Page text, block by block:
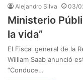
Alejandro Silva 03/
Ministerio
la vida”
El Fiscal general de la
William Saab anunció
“Conduce…